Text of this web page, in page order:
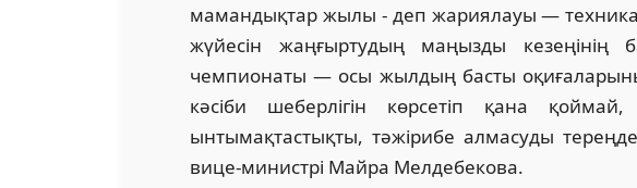
мамандықтар жылы - деп жариялауы —
жүйесін жаңғыртудың маңызды кезеңінің
чемпионаты — осы жылдың басты
кәсіби шеберлігін көрсетіп қана
ынтымақтастықты, тәжірибе алмасуды
вице-министрі Майра Мелдебекова.